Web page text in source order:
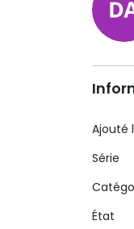
Ajouté
Série
État